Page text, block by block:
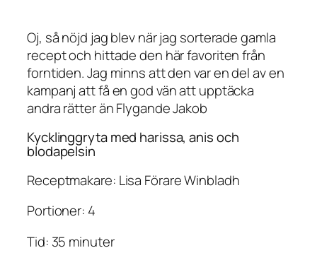
Oj, så nöjd jag blev när jag sorterade gamla
recept och hittade den här favoriten från
forntiden. Jag minns att den var en del av en
kampanj att få en god vän att upptäcka
andra rätter än Flygande Jakob
Kycklinggryta med harissa, anis och
blodapelsin
Receptmakare: Lisa Förare Winbladh
Portioner: 4
Tid: 35 minuter